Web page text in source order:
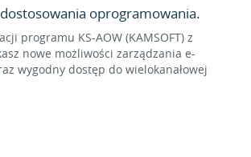
oprogramowania.
programu KS-AOW (KAMSOFT) z
nowe możliwości zarządzania e-
wygodny dostęp do wielokanałowej